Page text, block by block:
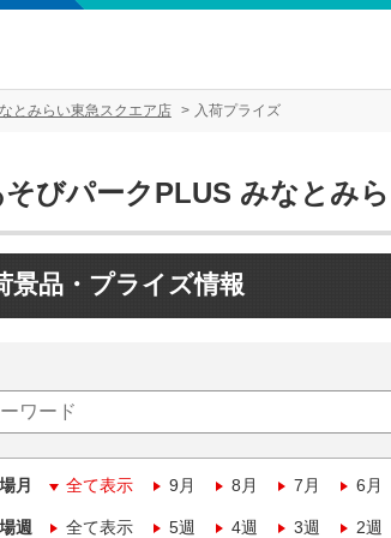
とみらい東急スクエア店 入荷プライズ
そびパークPLUS みなとみ
景品・プライズ情報
月 全て表示 9月 8月 7月 6月
週 全て表示 5週 4週 3週 2週